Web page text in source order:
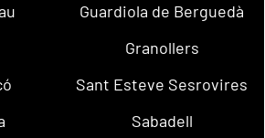
Guardiola de Berguedà
Granollers
Sant Esteve Sesrovires
Sabadell